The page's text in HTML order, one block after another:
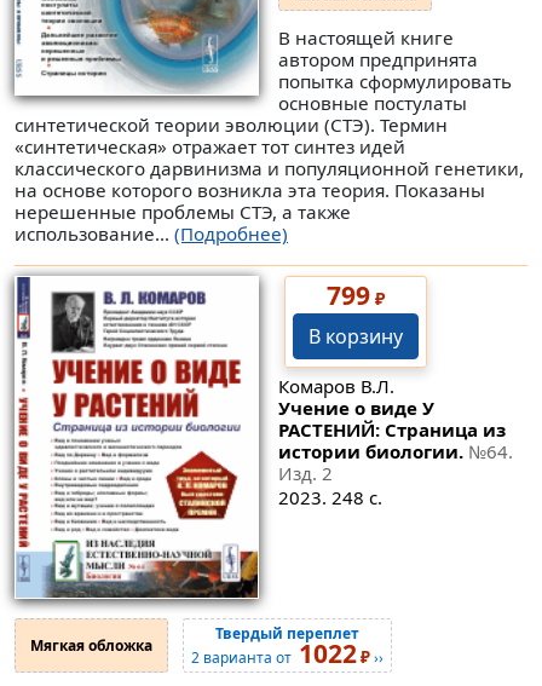
В настоящей книге
автором предпринята
попытка сформулировать
основные постулаты
синтетической теории эволюции (СТЭ). Термин
«синтетическая» отражает тот синтез идей
классического дарвинизма и популяционной генетики,
на основе которого возникла эта теория. Показаны
нерешенные проблемы СТЭ, а также
использование... (Подробнее)
799₽
В корзину
Комаров В.Л.
Учение о виде У
РАСТЕНИЙ: Страница из
истории биологии. №64.
Изд. 2
2023. 248 с.
Мягкая обложка
Твердый переплет
2 варианта от 1022₽››